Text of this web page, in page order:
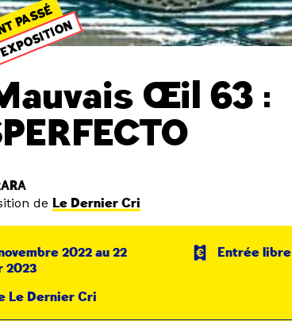
PASSÉ
Œil 63 :
de Le Dernier Cri
2022 au 22
2023
Entrée libre
Le Dernier Cri